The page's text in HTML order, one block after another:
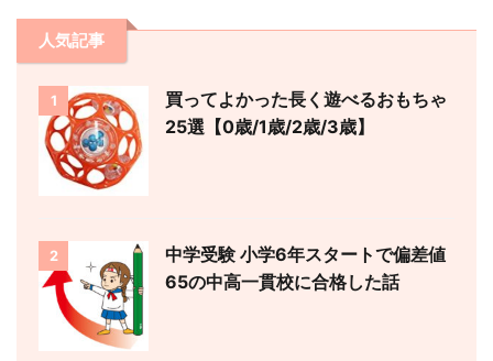
人気記事
1
買ってよかった長く遊べるおもちゃ
25選【0歳/1歳/2歳/3歳】
2
中学受験 小学6年スタートで偏差値
65の中高一貫校に合格した話